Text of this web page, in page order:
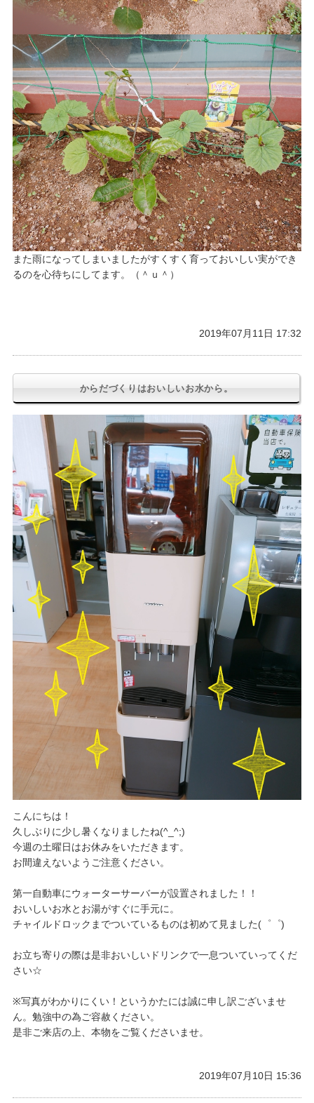
また雨になってしまいましたがすくすく育っておいしい実ができ
るのを心待ちにしてます。（＾ｕ＾）
2019年07月11日 17:32
からだづくりはおいしいお水から。
こんにちは！
久しぶりに少し暑くなりましたね(^_^;)
今週の土曜日はお休みをいただきます。
お間違えないようご注意ください。
第一自動車にウォーターサーバーが設置されました！！
おいしいお水とお湯がすぐに手元に。
チャイルドロックまでついているものは初めて見ました(゜゜)
お立ち寄りの際は是非おいしいドリンクで一息ついていってくだ
さい☆
※写真がわかりにくい！というかたには誠に申し訳ございませ
ん。勉強中の為ご容赦ください。
是非ご来店の上、本物をご覧くださいませ。
2019年07月10日 15:36